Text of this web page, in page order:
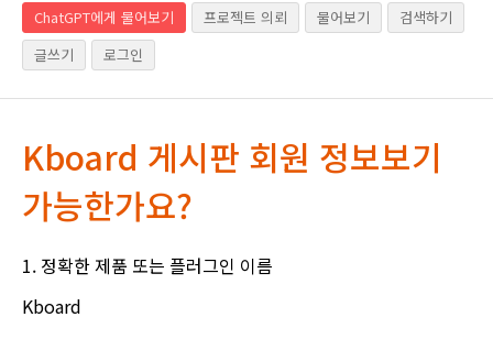
ChatGPT에게 물어보기 프로젝트 의뢰 물어보기
검색하기
글쓰기
로그인
Kboard 게시판 회원 정보보기
가능한가요?
1. 정확한 제품 또는 플러그인 이름
Kboard